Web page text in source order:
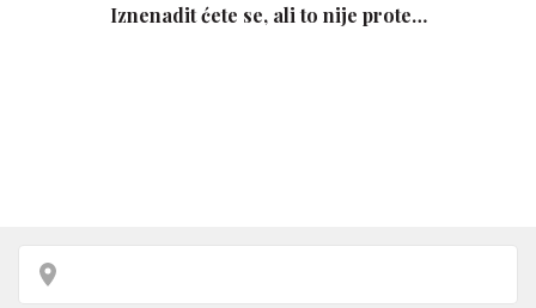
Iznenadit ćete se, ali to nije prote…